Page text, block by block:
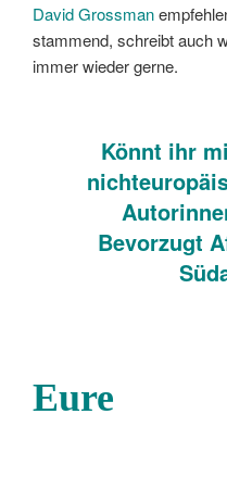
David Grossman
stammend, schreibt auch
immer wieder gerne.
Könnt ihr
Bevorzugt
Eure